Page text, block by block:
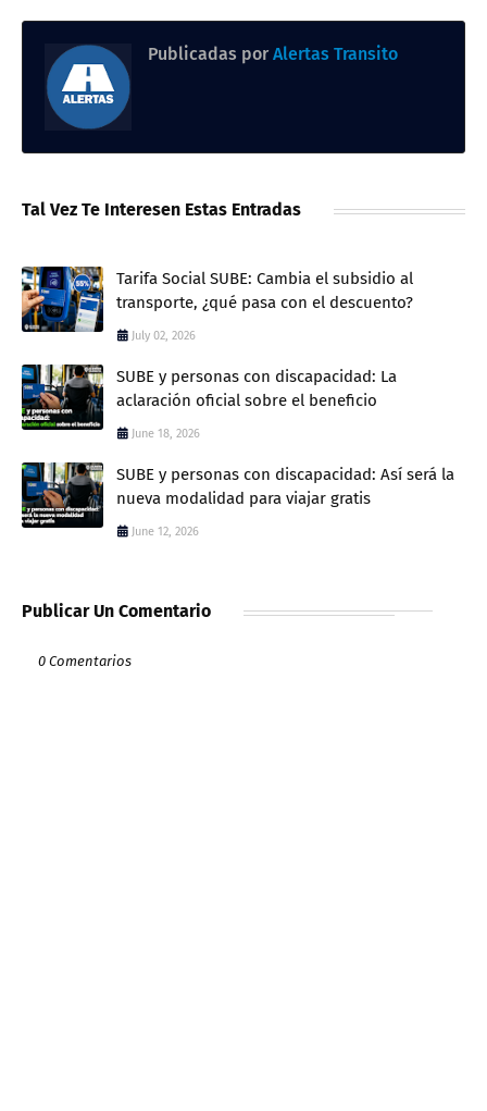
Publicadas por Alertas Transito
Tal Vez Te Interesen Estas Entradas
Tarifa Social SUBE: Cambia el subsidio al
transporte, ¿qué pasa con el descuento?
July 02, 2026
SUBE y personas con discapacidad: La
aclaración oficial sobre el beneficio
June 18, 2026
SUBE y personas con discapacidad: Así será la
nueva modalidad para viajar gratis
June 12, 2026
Publicar Un Comentario
0 Comentarios